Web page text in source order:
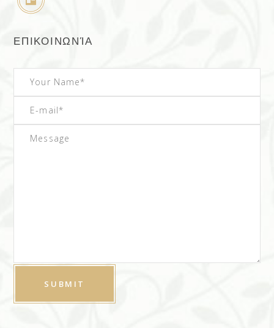
ΕΠΙΚΟΙΝΩΝΊΑ